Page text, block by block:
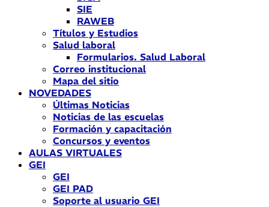
SIE
RAWEB
Títulos y Estudios
Salud laboral
Formularios. Salud Laboral
Correo institucional
Mapa del sitio
NOVEDADES
Últimas Noticias
Noticias de las escuelas
Formación y capacitación
Concursos y eventos
AULAS VIRTUALES
GEI
GEI
GEI PAD
Soporte al usuario GEI